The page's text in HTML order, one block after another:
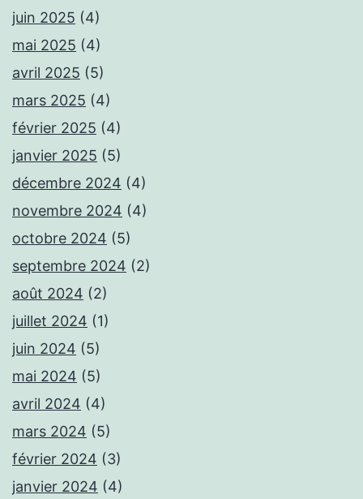
juin 2025 (4)
mai 2025 (4)
avril 2025 (5)
mars 2025 (4)
février 2025 (4)
janvier 2025 (5)
décembre 2024 (4)
novembre 2024 (4)
octobre 2024 (5)
septembre 2024 (2)
août 2024 (2)
juillet 2024 (1)
juin 2024 (5)
mai 2024 (5)
avril 2024 (4)
mars 2024 (5)
février 2024 (3)
janvier 2024 (4)